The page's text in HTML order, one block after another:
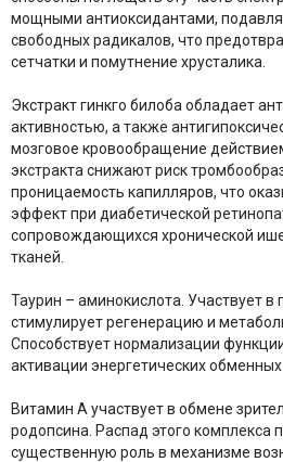
мощными антиоксидантами,
свободных радикалов, что
сетчатки и помутнение хрусталика.
Экстракт гинкго билоба обладает
активностью, а также
мозговое кровообращение
экстракта снижают риск
проницаемость капилляров, что
эффект при диабетической
сопровождающихся хронической
тканей.
Таурин – аминокислота. Участвует в
стимулирует регенерацию и
Способствует нормализации
активации энергетических обменных
Витамин А участвует в обмене
родопсина. Распад этого комплекса
существенную роль в механизме